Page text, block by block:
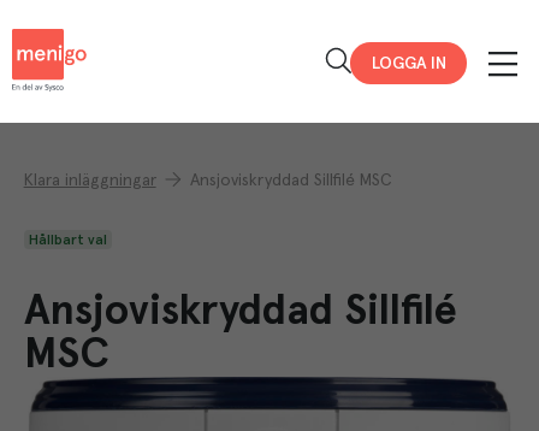
LOGGA IN
Klara inläggningar Ansjoviskryddad Sillfilé MSC
Hållbart val
Ansjoviskryddad Sillfilé
MSC